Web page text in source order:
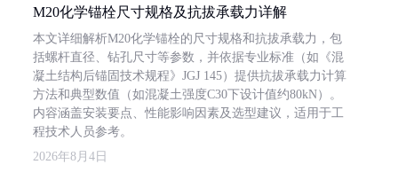
M20化学锚栓尺寸规格及抗拔承载力详解
本文详细解析M20化学锚栓的尺寸规格和抗拔承载力，包
括螺杆直径、钻孔尺寸等参数，并依据专业标准（如《混
凝土结构后锚固技术规程》JGJ 145）提供抗拔承载力计算
方法和典型数值（如混凝土强度C30下设计值约80kN）。
内容涵盖安装要点、性能影响因素及选型建议，适用于工
程技术人员参考。
2026年8月4日